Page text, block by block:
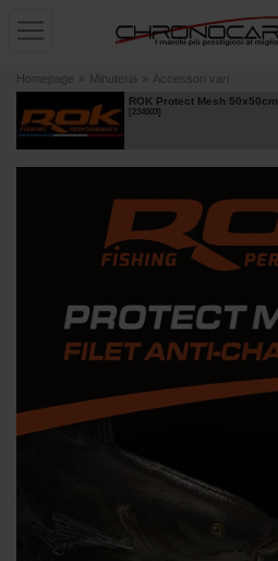
Homepage » Minuteria » Accessori vari
ROK Protect Mesh 50x50cm
[234003]